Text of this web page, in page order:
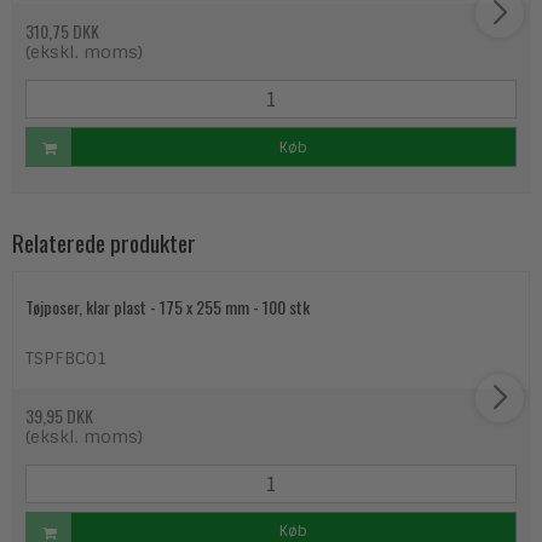
310,75 DKK
(ekskl. moms)
Køb
Relaterede produkter
Tøjposer, klar plast - 175 x 255 mm - 100 stk
TSPFBC01
39,95 DKK
(ekskl. moms)
Køb